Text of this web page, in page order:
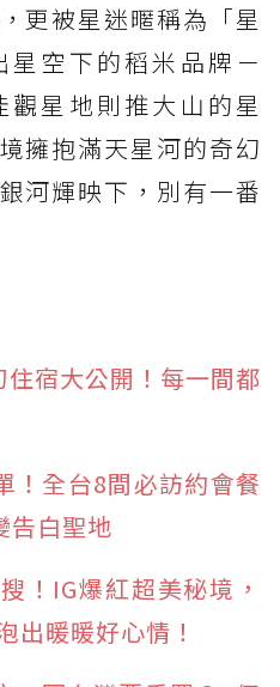
更被星迷暱稱為「星
空下的稻米品牌－
觀星地則推大山的星
擁抱滿天星河的奇幻
河輝映下，別有一番
宿大公開！每一間都
！全台8間必訪約會餐
告白聖地
！IG爆紅超美秘境，
出暖暖好心情！